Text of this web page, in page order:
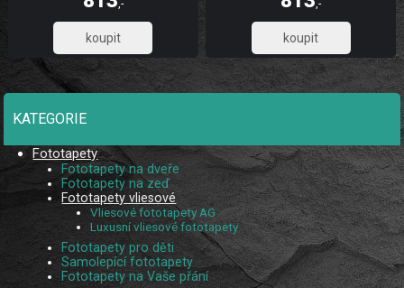
ze 2 pruhů.
,-
671,90
ze 2 pruhů.
,-
671,90
KATEGORIE
Fototapety
Fototapety na dveře
Fototapety na zeď
Fototapety vliesové
Vliesové fototapety AG
Luxusní vliesové fototapety
Fototapety pro děti
Samolepící fototapety
Fototapety na Vaše přání